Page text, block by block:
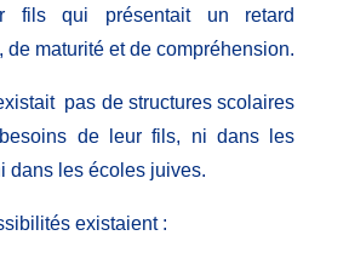
fils qui présentait un retard
de maturité et de compréhension.
pas de structures scolaires
de leur fils, ni dans les
dans les écoles juives.
existaient :